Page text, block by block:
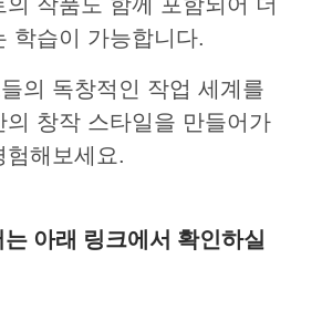
학습이 가능합니다.
의 독창적인 작업 세계를
의 창작 스타일을 만들어가
험해보세요.
아래 링크에서 확인하실